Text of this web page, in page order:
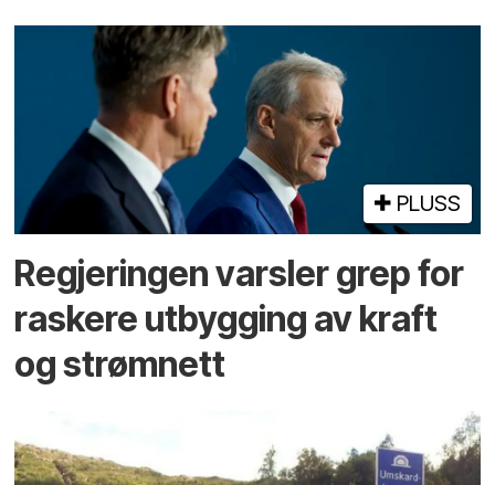
PLUSS
Regjeringen varsler grep for
raskere utbygging av kraft
og strømnett